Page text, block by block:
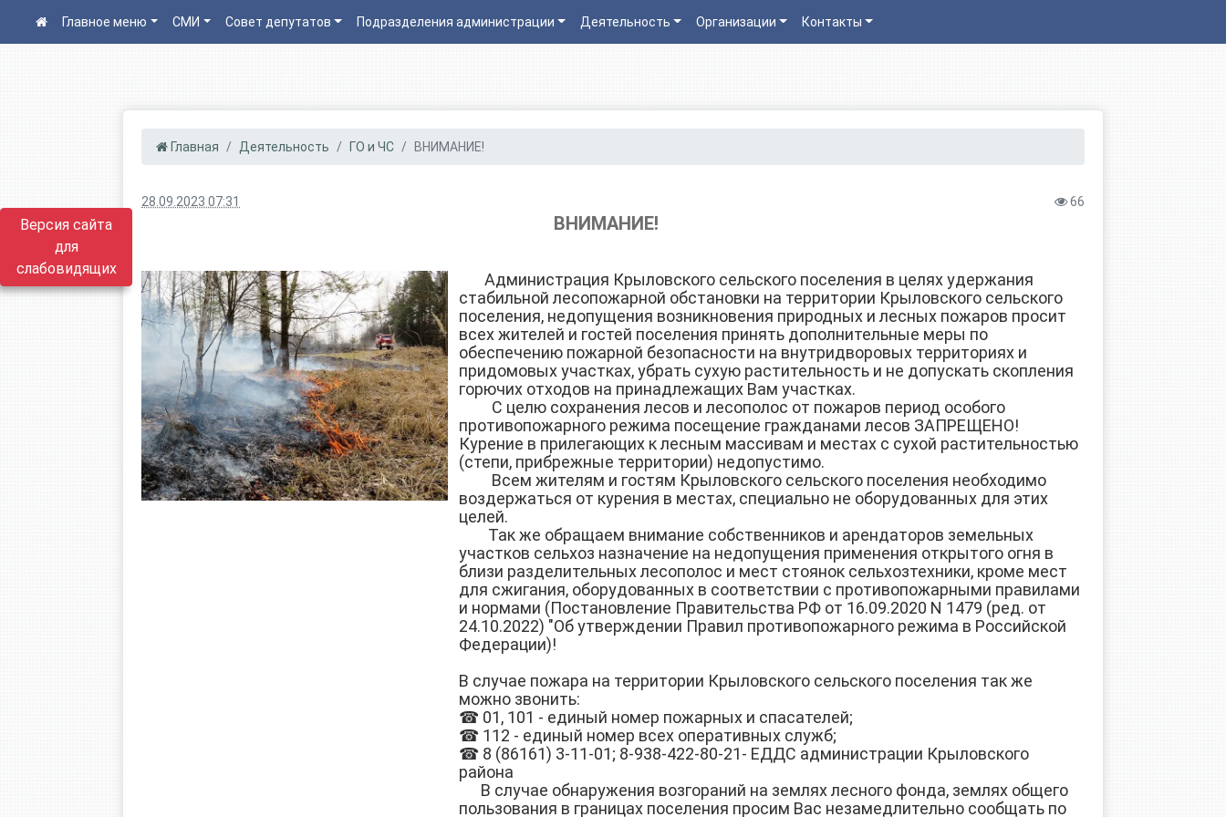
Версия сайта
для
слабовидящих
Главное меню СМИ Совет депутатов Подразделения администрации Деятельность Организации Контакты
Главная Деятельность ГО и ЧС ВНИМАНИЕ!
28.09.2023 07:31 66
ВНИМАНИЕ!
Администрация Крыловского сельского поселения в целях удержания
стабильной лесопожарной обстановки на территории Крыловского сельского
поселения, недопущения возникновения природных и лесных пожаров просит
всех жителей и гостей поселения принять дополнительные меры по
обеспечению пожарной безопасности на внутридворовых территориях и
придомовых участках, убрать сухую растительность и не допускать скопления
горючих отходов на принадлежащих Вам участках.
С целю сохранения лесов и лесополос от пожаров период особого
противопожарного режима посещение гражданами лесов ЗАПРЕЩЕНО!
Курение в прилегающих к лесным массивам и местах с сухой растительностью
(степи, прибрежные территории) недопустимо.
Всем жителям и гостям Крыловского сельского поселения необходимо
воздержаться от курения в местах, специально не оборудованных для этих
целей.
Так же обращаем внимание собственников и арендаторов земельных
участков сельхоз назначение на недопущения применения открытого огня в
близи разделительных лесополос и мест стоянок сельхозтехники, кроме мест
для сжигания, оборудованных в соответствии с противопожарными правилами
и нормами (Постановление Правительства РФ от 16.09.2020 N 1479 (ред. от
24.10.2022) "Об утверждении Правил противопожарного режима в Российской
Федерации)!
В случае пожара на территории Крыловского сельского поселения так же
можно звонить:
☎ 01, 101 - единый номер пожарных и спасателей;
☎ 112 - единый номер всех оперативных служб;
☎ 8 (86161) 3-11-01; 8-938-422-80-21- ЕДДС администрации Крыловского
района
В случае обнаружения возгораний на землях лесного фонда, землях общего
пользования в границах поселения просим Вас незамедлительно сообщать по